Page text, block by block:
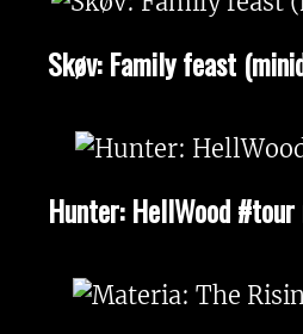
Skøv: Family feast
Hunter: HellWood